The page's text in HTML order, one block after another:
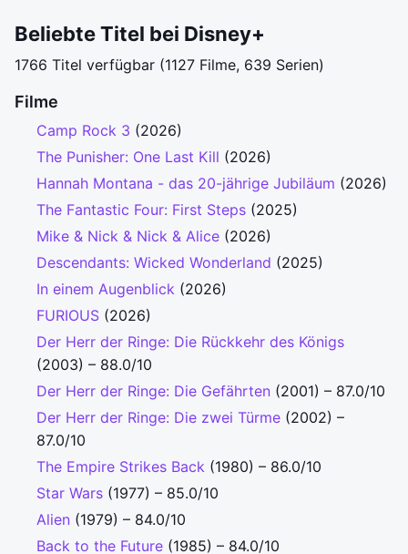
Beliebte Titel bei Disney+
1766 Titel verfügbar (1127 Filme, 639 Serien)
Filme
Camp Rock 3 (2026)
The Punisher: One Last Kill (2026)
Hannah Montana - das 20-jährige Jubiläum (2026)
The Fantastic Four: First Steps (2025)
Mike & Nick & Nick & Alice (2026)
Descendants: Wicked Wonderland (2025)
In einem Augenblick (2026)
FURIOUS (2026)
Der Herr der Ringe: Die Rückkehr des Königs
(2003) – 88.0/10
Der Herr der Ringe: Die Gefährten (2001) – 87.0/10
Der Herr der Ringe: Die zwei Türme (2002) –
87.0/10
The Empire Strikes Back (1980) – 86.0/10
Star Wars (1977) – 85.0/10
Alien (1979) – 84.0/10
Back to the Future (1985) – 84.0/10